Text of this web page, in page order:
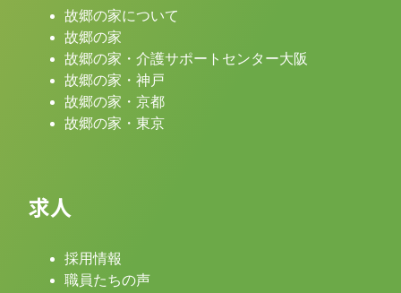
故郷の家について
故郷の家
故郷の家・介護サポートセンター大阪
故郷の家・神戸
故郷の家・京都
故郷の家・東京
求人
採用情報
職員たちの声